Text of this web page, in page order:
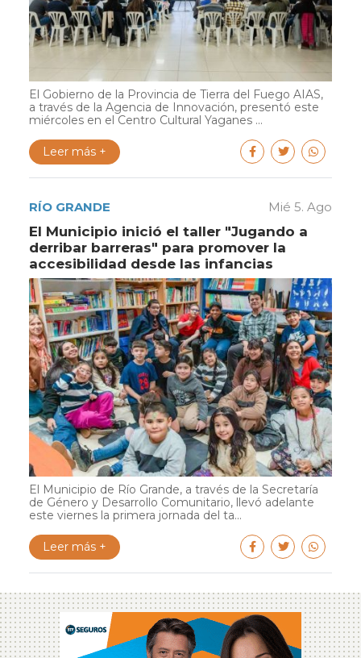
El Gobierno de la Provincia de Tierra del Fuego AIAS,
a través de la Agencia de Innovación, presentó este
miércoles en el Centro Cultural Yaganes ...
Leer más +
RÍO GRANDE Mié 5. Ago
El Municipio inició el taller "Jugando a
derribar barreras" para promover la
accesibilidad desde las infancias
El Municipio de Río Grande, a través de la Secretaría
de Género y Desarrollo Comunitario, llevó adelante
este viernes la primera jornada del ta...
Leer más +